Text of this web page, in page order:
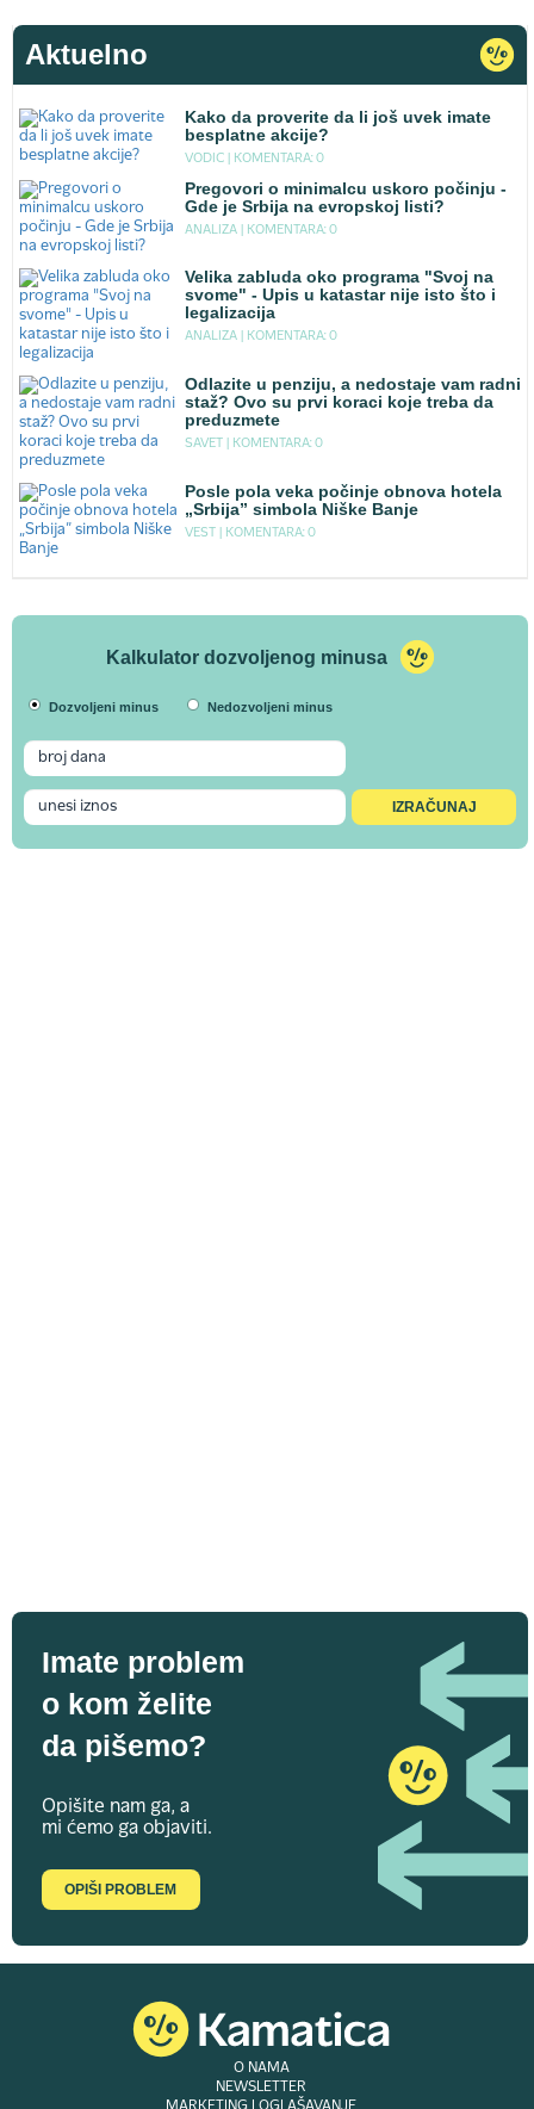
Aktuelno
Kako da proverite da li još uvek imate
besplatne akcije?
VODIC | KOMENTARA: 0
Pregovori o minimalcu uskoro počinju -
Gde je Srbija na evropskoj listi?
ANALIZA | KOMENTARA: 0
Velika zabluda oko programa "Svoj na
svome" - Upis u katastar nije isto što i
legalizacija
ANALIZA | KOMENTARA: 0
Odlazite u penziju, a nedostaje vam radni
staž? Ovo su prvi koraci koje treba da
preduzmete
SAVET | KOMENTARA: 0
Posle pola veka počinje obnova hotela
„Srbija” simbola Niške Banje
VEST | KOMENTARA: 0
Kalkulator dozvoljenog minusa
Dozvoljeni minus Nedozvoljeni minus
Imate problem
o kom želite
da pišemo?
Opišite nam ga, a
mi ćemo ga objaviti.
OPIŠI PROBLEM
O NAMA
NEWSLETTER